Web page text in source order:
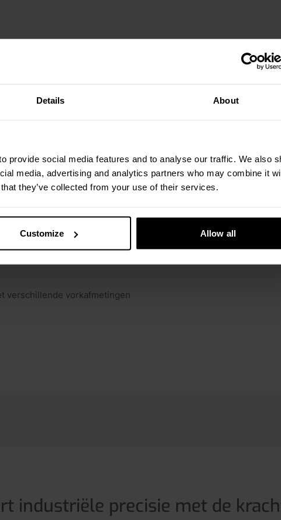
Details About
provide social media features and to analyse our traffic. We also
media, advertising and analytics partners who may combine it
they’ve collected from your use of their services.
Customize Allow all
cijferhoogte 20 mm, backlight
of via draadloze verbindingsopties
verschillende vorkafmetingen
industriële precisie met de